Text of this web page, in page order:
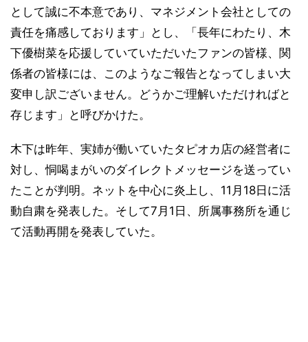
として誠に不本意であり、マネジメント会社としての
責任を痛感しております」とし、「長年にわたり、木
下優樹菜を応援していていただいたファンの皆様、関
係者の皆様には、このようなご報告となってしまい大
変申し訳ございません。どうかご理解いただければと
存じます」と呼びかけた。
木下は昨年、実姉が働いていたタピオカ店の経営者に
対し、恫喝まがいのダイレクトメッセージを送ってい
たことが判明。ネットを中心に炎上し、11月18日に活
動自粛を発表した。そして7月1日、所属事務所を通じ
て活動再開を発表していた。